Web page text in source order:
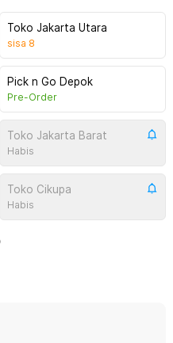
Toko Jakarta Utara
sisa 8
Pick n Go Depok
Pre-Order
Toko Jakarta Barat
Habis
Toko Cikupa
Habis